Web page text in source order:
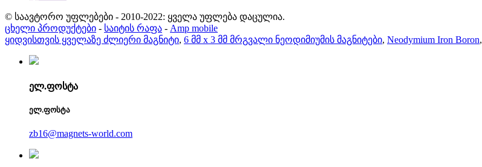
© საავტორო უფლებები - 2010-2022: ყველა უფლება დაცულია.
ცხელი პროდუქტები - საიტის რაფა - Amp mobile
ყიდვისთვის ყველაზე ძლიერი მაგნიტი, 6 მმ x 3 მმ მრგვალი ნეოდიმიუმის მაგნიტები, Neodymium Iron Boron,
ელ.ფოსტა
ელ.ფოსტა
zb16@magnets-world.com